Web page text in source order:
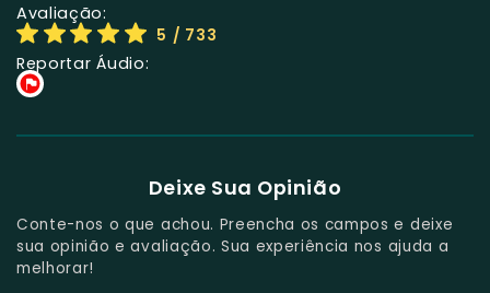
Avaliação:
5 / 733
Reportar Áudio:
Deixe Sua Opinião
Conte-nos o que achou. Preencha os campos e deixe
sua opinião e avaliação. Sua experiência nos ajuda a
melhorar!